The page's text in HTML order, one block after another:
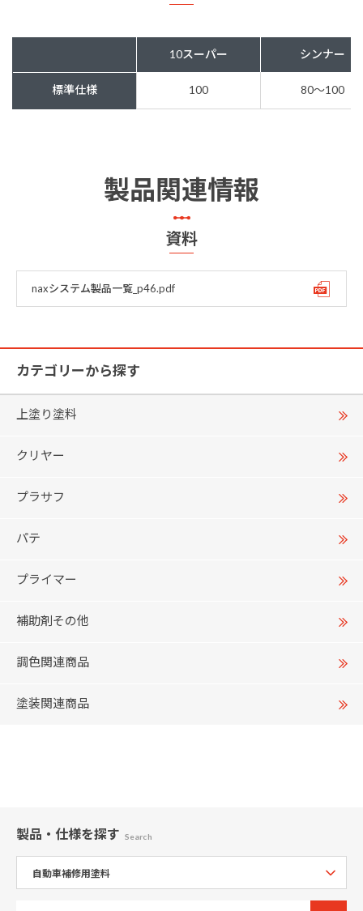
10スーパー シンナー
標準仕様 100 80〜100
製品関連情報
資料
naxシステム製品一覧_p46.pdf
カテゴリーから探す
上塗り塗料
クリヤー
プラサフ
パテ
プライマー
補助剤その他
調色関連商品
塗装関連商品
製品・仕様を探す Search